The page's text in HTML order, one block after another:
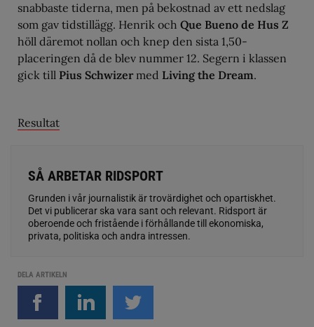
snabbaste tiderna, men på bekostnad av ett nedslag
som gav tidstillägg. Henrik och Que Bueno de Hus Z
höll däremot nollan och knep den sista 1,50-
placeringen då de blev nummer 12. Segern i klassen
gick till Pius Schwizer med Living the Dream.
Resultat
SÅ ARBETAR RIDSPORT
Grunden i vår journalistik är trovärdighet och opartiskhet.
Det vi publicerar ska vara sant och relevant. Ridsport är
oberoende och fristående i förhållande till ekonomiska,
privata, politiska och andra intressen.
DELA ARTIKELN